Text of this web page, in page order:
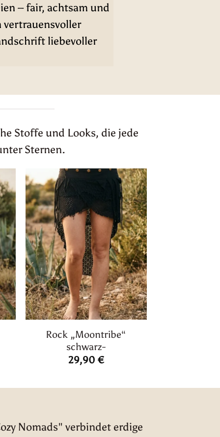
– fair, achtsam und
vertrauensvoller
liebevoller
Stoffe und Looks, die jede
Sternen.
Rock „Moontribe“
schwarz-
29,90 €
Nomads" verbindet erdige